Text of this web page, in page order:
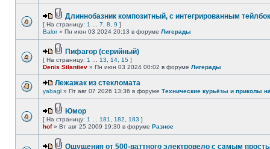
Длиннобазник композитный, с интегрированным
[ На страницу: 1 7 8 9 ]
Balor» Пн июн 03 2024 20:13 в форуме Лигерады
Пифагор (серийный)
[ На страницу: 1 13 14 15 ]
Denis Silantiev » Пн июн 03 2024 00:02 в форуме Лигерады
Лежажак из стекломата
yabagl » Пт авг 07 2026 13:36 в форуме Технические курьёзы и приколы
Юмор
[ На страницу: 1 181 182 183 ]
hof» Вт авг 25 2009 19:30 в форуме Разное
Ощущения от 500-ваттного электровело с самым